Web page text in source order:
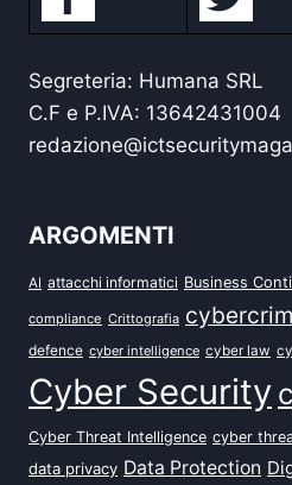
Segreteria: Humana SRL
C.F e P.IVA: 13642431004
ARGOMENTI
AI attacchi informatici Business
compliance Crittografia
defence cyber intelligence cyber law
Cyber Security
Cyber Threat Intelligence cyber
data privacy Data Protection